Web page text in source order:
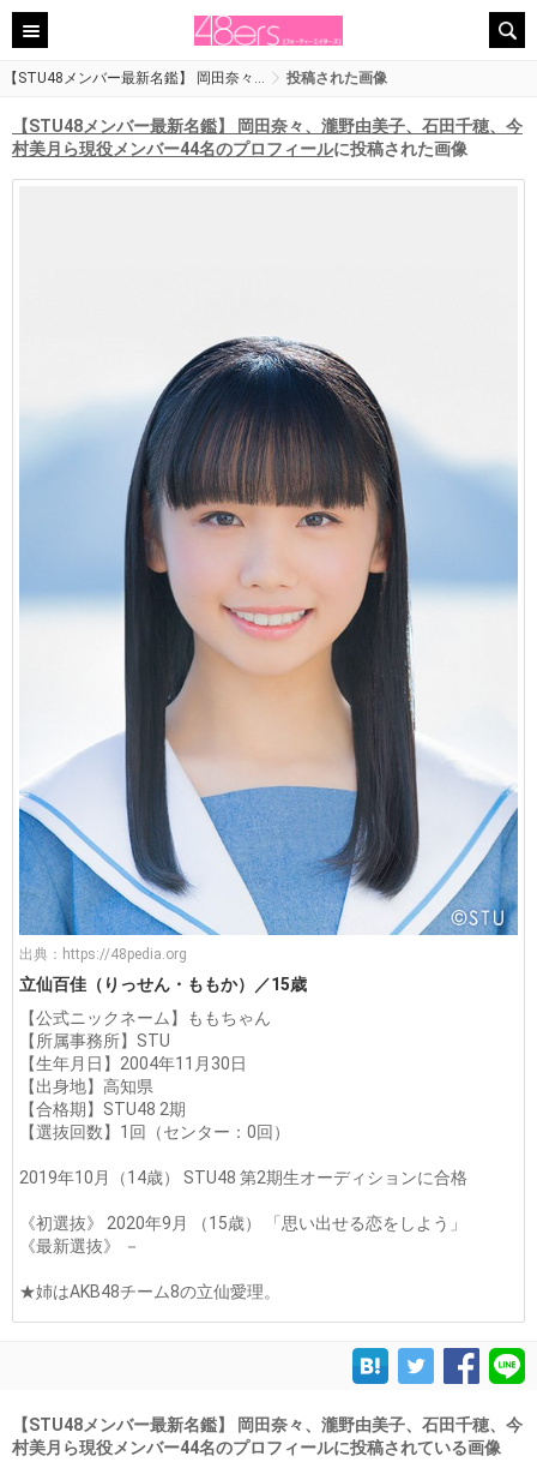
【STU48メンバー最新名鑑】 岡田奈々… 投稿された画像
【STU48メンバー最新名鑑】 岡田奈々、瀧野由美子、石田千穂、今
村美月ら現役メンバー44名のプロフィールに投稿された画像
出典： https://48pedia.org
立仙百佳（りっせん・ももか）／15歳
【公式ニックネーム】ももちゃん
【所属事務所】STU
【生年月日】2004年11月30日
【出身地】高知県
【合格期】STU48 2期
【選抜回数】1回（センター：0回）
2019年10月（14歳） STU48 第2期生オーディションに合格
《初選抜》 2020年9月 （15歳） 「思い出せる恋をしよう」
《最新選抜》 －
★姉はAKB48チーム8の立仙愛理。
【STU48メンバー最新名鑑】 岡田奈々、瀧野由美子、石田千穂、今
村美月ら現役メンバー44名のプロフィールに投稿されている画像